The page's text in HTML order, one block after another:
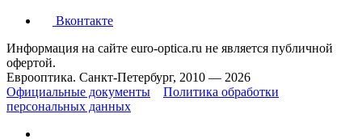
Вконтакте
Информация на сайте euro-optica.ru не является публичной
офертой.
Еврооптика. Санкт-Петербург, 2010 — 2026
Официальные документы
Политика обработки
персональных данных